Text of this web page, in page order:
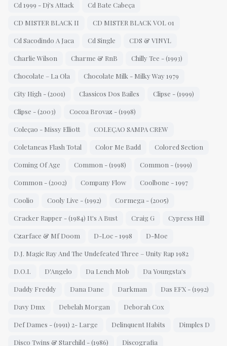
Cd 1999 - Dj's Attack Cd Bate Cabeça
CD MISTER BLACK II CD MISTER BLACK VOL 01
Cd Sacodindo A Jaca Cd Single CDS & VINYL
Charlie Wilson Charme & RnB Chilly Tee - (1993)
Chocolate ‎– La Ola Chocolate Milk - Milky Way 1979
City High - (2001) Classicos Dos Bailes Clipse - (1999)
Clipse - (2003) Cocoa Brovaz - (1998)
Coleçao - Missy Elliott COLEÇAO SAMPA CREW
Coletaneas Flash Total Color Me Badd Colored Section
Coming Of Age Common - (1998) Common - (1999)
Common - (2002) Company Flow Coolbone - 1997
Coolio Cooly Live - (1992) Cormega - (2005)
Cracker Rapper - (1984) It's A Bust Craig G Cypress Hill
Czarface & Mf Doom D-Loc - 1998 D-Moe
D.J. Magic Ray And The Undefeated Three – Unity Rap 1982
D.O.I. D'Angelo Da Lench Mob Da Youngsta's
Daddy Freddy Dana Dane Darkman Das EFX - (1992)
Davy Dmx Debelah Morgan Deborah Cox
Def Dames - (1991) 2- Large Delinquent Habits Dimples D
Disco Twins & Starchild - (1986) Discografia